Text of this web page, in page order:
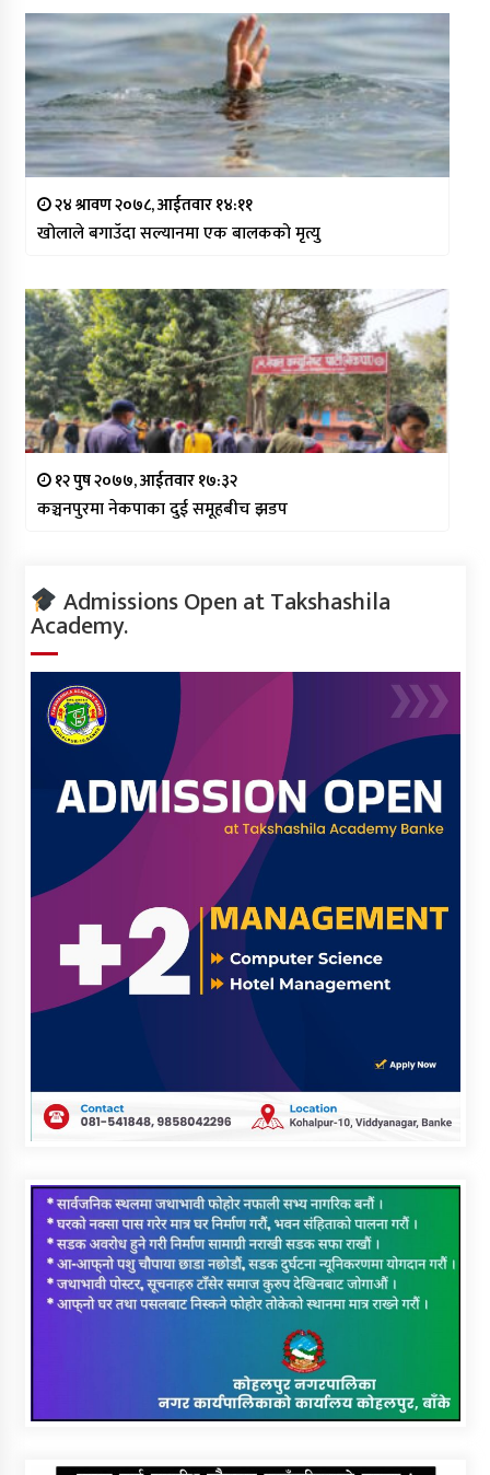
२४ श्रावण २०७८, आईतवार १४:११
खोलाले बगाउँदा सल्यानमा एक बालकको मृत्यु
१२ पुष २०७७, आईतवार १७:३२
कञ्चनपुरमा नेकपाका दुई समूहबीच झडप
Admissions Open at Takshashila
Academy.